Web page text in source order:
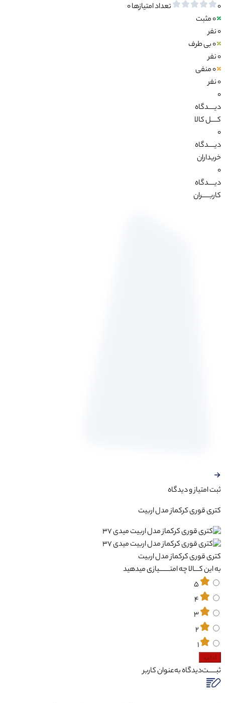
0 تعداد امتیازها0
0مثبت
0 نفر
0بی طرف
0 نفر
0منفی
0 نفر
0
دیــــدگاه
کــــل کالا
0
دیــــدگاه
خریداران
0
دیــــدگاه
کاربـــــران
ثبت‌ امتیاز‌ و‌ دیدگاه
کتری قوری کرکماز مدل اربیت
کتری قوری کرکماز مدل اربیت
به این کـــالا چه امتـــــــیازی میدهید
ادامه
ثبـــــت‌دیدگاهبه‌عنوان کاربر